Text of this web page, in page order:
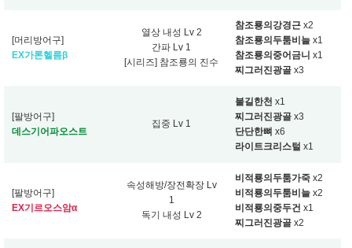
[머리방어구]
EX가론헬름β
열상 내성 Lv 2
간파 Lv 1
[시리즈] 참조룡의 진수
참조룡의강경근 x2
참조룡의두툼비늘 x1
참조룡의중어금니 x1
찌그러진광골 x3
[팔방어구]
데스기어파오스트
집중 Lv 1
불길한천 x1
찌그러진광골 x3
단단한뼈 x6
라이트크리스털 x1
[팔방어구]
EX기르오스암α
속성해방/장전확장 Lv
1
독기 내성 Lv 2
비적룡의두툼가죽 x2
비적룡의두툼비늘 x2
비적룡의중두건 x1
찌그러진광골 x2